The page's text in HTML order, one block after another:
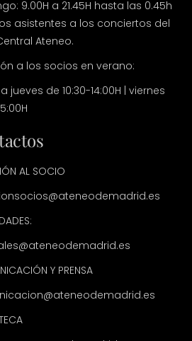
9.00H a 21.45H hasta las 0.45h
asistentes a los conciertos del
Ateneo.
a los socios en verano:
jueves de 10:30-14:00H | viernes
AL SOCIO
Y PRENSA